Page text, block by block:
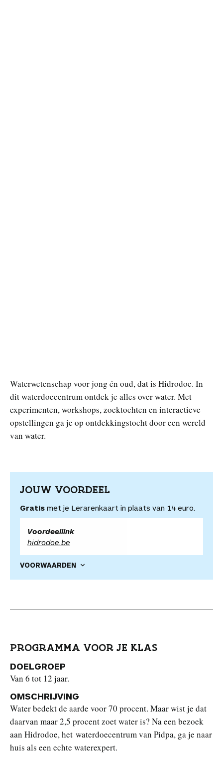
Waterwetenschap voor jong én oud, dat is Hidrodoe. In
dit waterdoecentrum ontdek je alles over water. Met
experimenten, workshops, zoektochten en interactieve
opstellingen ga je op ontdekkingstocht door een wereld
van water.
JOUW VOORDEEL
Gratis met je Lerarenkaart in plaats van 14 euro.
Voordeellink
hidrodoe.be
VOORWAARDEN
PROGRAMMA VOOR JE KLAS
DOELGROEP
Van 6 tot 12 jaar.
OMSCHRIJVING
Water bedekt de aarde voor 70 procent. Maar wist je dat
daarvan maar 2,5 procent zoet water is? Na een bezoek
aan Hidrodoe, het waterdoecentrum van Pidpa, ga je naar
huis als een echte waterexpert.